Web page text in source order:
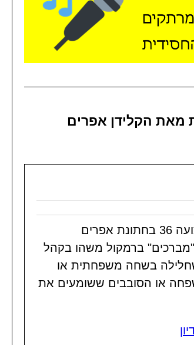
מאת הקלידן אפרים
להנהלה לכל מאן דבעי למחוק רצועה 36 בחתונת אפרים
"מברכים" ברמקול משהו בקהל
בשחה משפחתית או
או הסובבים ששומעים את